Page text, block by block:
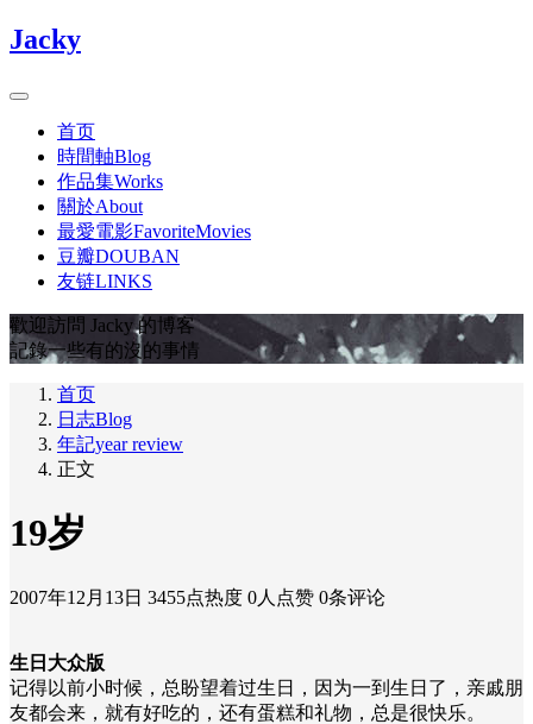
Jacky
首页
時間軸Blog
作品集Works
關於About
最愛電影FavoriteMovies
豆瓣DOUBAN
友链LINKS
歡迎訪問 Jacky 的博客
記錄一些有的沒的事情
首页
日志Blog
年記year review
正文
19岁
2007年12月13日 3455点热度 0人点赞 0条评论
生日大众版
记得以前小时候，总盼望着过生日，因为一到生日了，亲戚朋
友都会来，就有好吃的，还有蛋糕和礼物，总是很快乐。